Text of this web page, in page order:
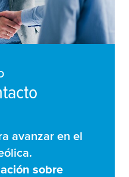
avanzar en el
sobre